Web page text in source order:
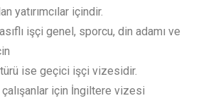
yatırımcılar içindir.
işçi genel, sporcu, din adamı ve
ise geçici işçi vizesidir.
için İngiltere vizesi